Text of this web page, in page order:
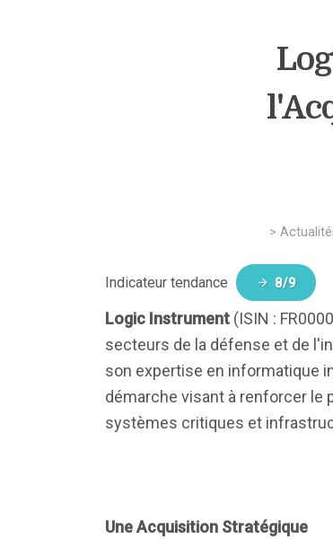
>
Indicateur tendance 8/9
Logic Instrument (ISIN :
secteurs de la défense et de
son expertise en informatique
démarche visant à renforcer le
systèmes critiques et
Une Acquisition Stratégique